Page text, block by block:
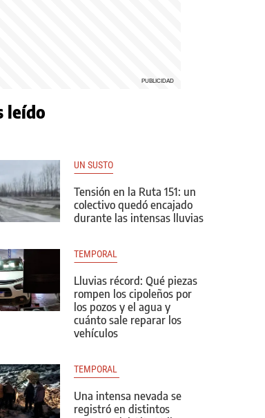
leído
UN SUSTO
Tensión en la Ruta 151: un
colectivo quedó encajado
durante las intensas lluvias
TEMPORAL
Lluvias récord: Qué piezas
rompen los cipoleños por
los pozos y el agua y
cuánto sale reparar los
vehículos
TEMPORAL
Una intensa nevada se
registró en distintos